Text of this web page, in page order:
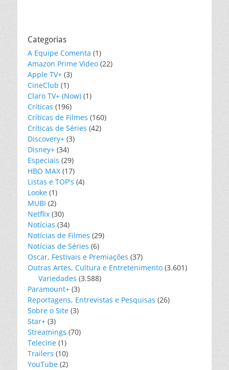
Categorias
A Equipe Comenta (1)
Amazon Prime Video (22)
Apple TV+ (3)
CineClub (1)
Claro TV+ (Now) (1)
Críticas (196)
Críticas de Filmes (160)
Críticas de Séries (42)
Discovery+ (3)
Disney+ (34)
Especiais (29)
HBO MAX (17)
Listas e TOP's (4)
Looke (1)
MUBI (2)
Netflix (30)
Notícias (34)
Notícias de Filmes (29)
Notícias de Séries (6)
Oscar, Festivais e Premiações (37)
Outras Artes, Cultura e Entretenimento (3.601)
Variedades (3.588)
Paramount+ (3)
Reportagens, Entrevistas e Pesquisas (26)
Sobre o Site (3)
Star+ (3)
Streamings (70)
Telecine (1)
Trailers (10)
YouTube (2)